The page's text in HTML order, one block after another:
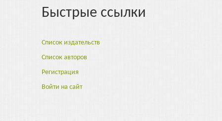
Быстрые ссылки
Список издательств
Список авторов
Регистрация
Войти на сайт